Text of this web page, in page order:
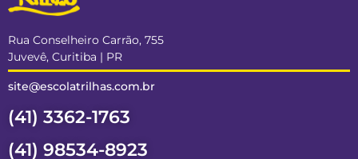
Rua Conselheiro Carrão, 755
Juvevê, Curitiba | PR
site@escolatrilhas.com.br
(41) 3362-1763
(41) 98534-8923